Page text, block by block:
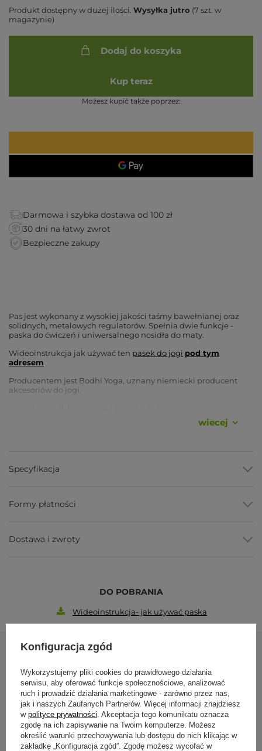
Produkt dostępny w dużej ilości Wysyłka jutro (7 szt. w
magazynie)
Dodaj do koszyka
Kup teraz
Możesz kupić także poprzez:
Darmowa i szybka dostawa od 100 zł
30 dni na łatwy zwrot
Bezpieczne zakupy
Pas jest wykonany z wysokiej jakości taśmy bawełnianej oraz
solidnych, metalowych regulatorów. Spełnia dwie funkcje -
paska do ćwiczeń i uniwersalnego nosidła do maty.
Wideoinstrukcja jak używać ten pasek do jogi pod tym
adresem
Producentem jest Bodhi Yoga, uznany niemiecki producent
akcesoriów do jogi.
Yoga Bazar to specjaliści od
W naszej ofercie znajdziesz także:
wałki do jogi
inne akcesoria do jogi
wiecej
Specyfikacja
Formy płatności
Dostawa i zwroty
DO POBRANIA
Wideoinstrukcja- jak używać paska
Zobacz również
2w1: Pasek do
nosidło do
39,50 zł
Konfiguracja zgód
Wykorzystujemy pliki cookies do prawidłowego działania
serwisu, aby oferować funkcje społecznościowe, analizować
ruch i prowadzić działania marketingowe - zarówno przez nas,
jak i naszych Zaufanych Partnerów. Więcej informacji znajdziesz
w polityce prywatności . Akceptacja tego komunikatu oznacza
zgodę na ich zapisywanie na Twoim komputerze. Możesz
określić warunki przechowywania lub dostępu do nich klikając w
zakładkę „Konfiguracja zgód”. Zgodę możesz wycofać w